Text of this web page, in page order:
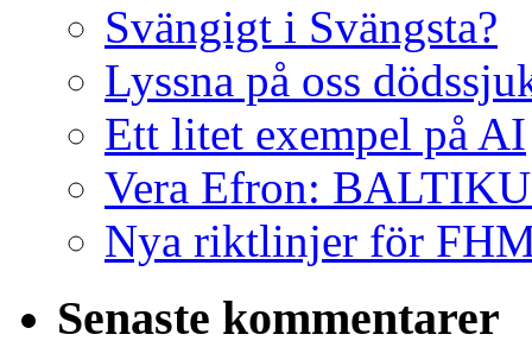
Svängigt i Svängsta?
Lyssna på oss
Ett litet exempel på AI
Vera Efron:
Nya riktlinjer för
Senaste kommentarer